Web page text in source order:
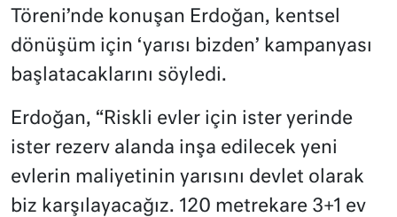
Töreni’nde konuşan Erdoğan, kentsel
dönüşüm için ‘yarısı bizden’ kampanyası
başlatacaklarını söyledi.
Erdoğan, “Riskli evler için ister yerinde
ister rezerv alanda inşa edilecek yeni
evlerin maliyetinin yarısını devlet olarak
biz karşılayacağız. 120 metrekare 3+1 ev